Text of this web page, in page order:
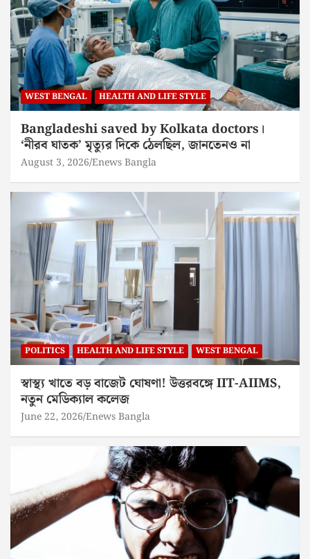
WEST BENGAL HEALTH AND LIFE STYLE
Bangladeshi saved by Kolkata doctors।
‘নীরব ঘাতক’ মৃত্যুর দিকে ঠেলছিল, জানতেনও না
August 3, 2026 Enews Bangla
POLITICS HEALTH AND LIFE STYLE WEST BENGAL
স্বাস্থ্য খাতে বড় বাজেট ঘোষণা! উত্তরবঙ্গে IIT-AIIMS,
নতুন মেডিক্যাল কলেজ
June 22, 2026 Enews Bangla